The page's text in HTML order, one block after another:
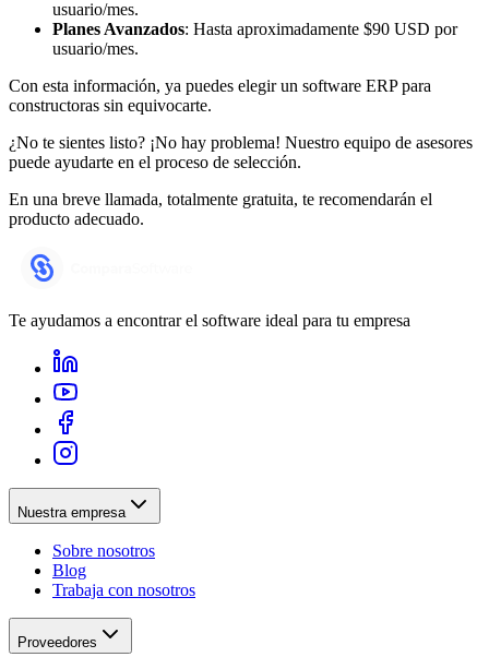
usuario/mes.
Planes Avanzados: Hasta aproximadamente $90 USD por
usuario/mes.
Con esta información, ya puedes elegir un software ERP para
constructoras sin equivocarte.
¿No te sientes listo? ¡No hay problema! Nuestro equipo de asesores
puede ayudarte en el proceso de selección.
En una breve llamada, totalmente gratuita, te recomendarán el
producto adecuado.
Te ayudamos a encontrar el software ideal para tu empresa
Nuestra empresa
Sobre nosotros
Blog
Trabaja con nosotros
Proveedores